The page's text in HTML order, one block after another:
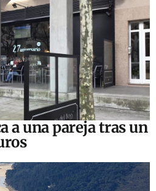
a una pareja tras un